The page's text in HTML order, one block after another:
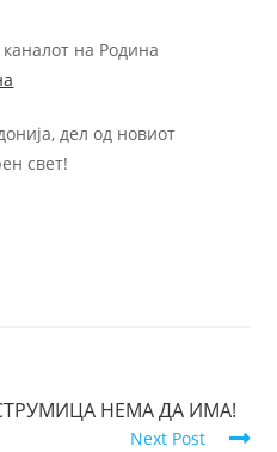
на Родина
дел од новиот
свет!
НЕМА ДА ИМА!
Next Post